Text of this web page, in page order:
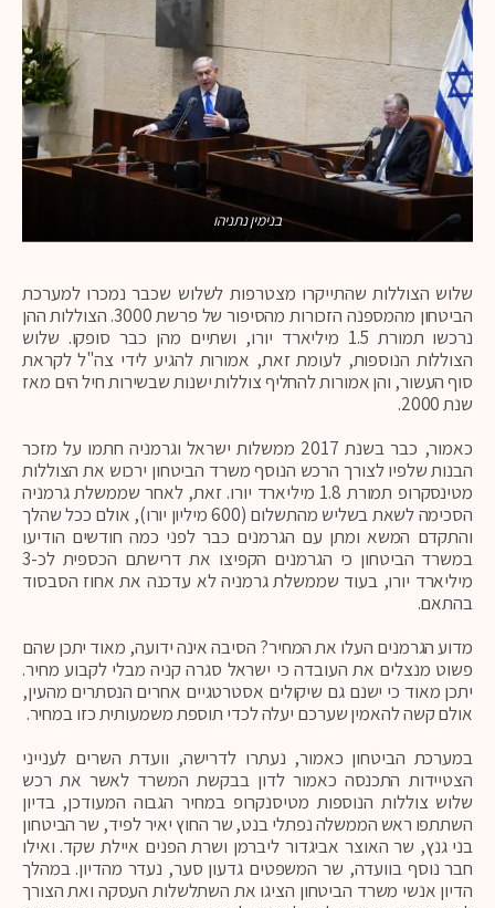
בנימין נתניהו
שלוש הצוללות שהתייקרו מצטרפות לשלוש שכבר נמכרו למערכת
הביטחון מהמספנה הזכורות מהסיפור של פרשת 3000. הצוללות ההן
נרכשו תמורת 1.5 מיליארד יורו, ושתיים מהן כבר סופקו. שלוש
הצוללות הנוספות, לעומת זאת, אמורות להגיע לידי צה"ל לקראת
סוף העשור, והן אמורות להחליף צוללות ישנות שבשירות חיל הים מאז
שנת 2000.
כאמור, כבר בשנת 2017 ממשלות ישראל וגרמניה חתמו על מזכר
הבנות שלפיו לצורך הרכש הנוסף משרד הביטחון ירכוש את הצוללות
מטינסקרופ תמורת 1.8 מיליארד יורו. זאת, לאחר שממשלת גרמניה
הסכימה לשאת בשליש מהתשלום (600 מיליון יורו), אולם ככל שהלך
והתקדם המשא ומתן עם הגרמנים כבר לפני כמה חודשים הודיעו
במשרד הביטחון כי הגרמנים הקפיצו את דרישתם הכספית לכ-3
מיליארד יורו, בעוד שממשלת גרמניה לא עדכנה את אחוז הסבסוד
בהתאם.
מדוע הגרמנים העלו את המחיר? הסיבה אינה ידועה, מאוד יתכן שהם
פשוט מנצלים את העובדה כי ישראל סגרה קניה מבלי לקבוע מחיר.
יתכן מאוד כי ישנם גם שיקולים אסטרטגיים אחרים הנסתרים מהעין,
אולם קשה להאמין שערכם יעלה לכדי תוספת משמעותית כזו במחיר.
במערכת הביטחון כאמור, נעתרו לדרישה, וועדת השרים לענייני
הצטיידות התכנסה כאמור לדון בבקשת המשרד לאשר את רכש
שלוש צוללות הנוספות מטיסנקרופ במחיר הגבוה המעודכן, בדיון
השתתפו ראש הממשלה נפתלי בנט, שר החוץ יאיר לפיד, שר הביטחון
בני גנץ, שר האוצר אביגדור ליברמן ושרת הפנים איילת שקד. ואילו
חבר נוסף בוועדה, שר המשפטים גדעון סער, נעדר מהדיון. במהלך
הדיון אנשי משרד הביטחון הציגו את השתלשלות העסקה ואת הצורך